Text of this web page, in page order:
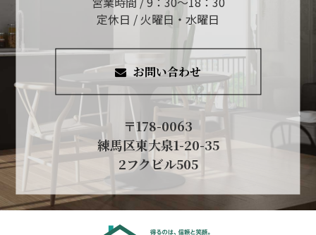
定休日 / 火曜日・水曜日
お問い合わせ
〒178-0063
練馬区東大泉1-20-35
2フクビル505